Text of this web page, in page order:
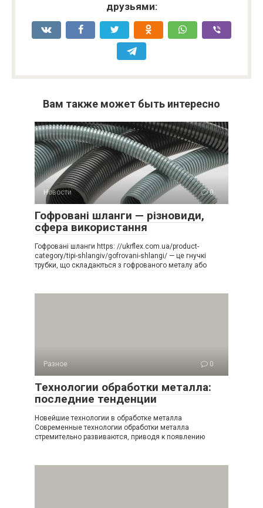
друзьями:
Вам также может быть интересно
Новости 0
Гофровані шланги — різновиди,
сфера використання
Гофровані шланги https: //ukrflex.com.ua/product-
category/tipi-shlangiv/gofrovani-shlangi/ — це гнучкі
трубки, що складаються з гофрованого металу або
Разное 0
Технологии обработки металла:
последние тенденции
Новейшие технологии в обработке металла
Современные технологии обработки металла
стремительно развиваются, приводя к появлению